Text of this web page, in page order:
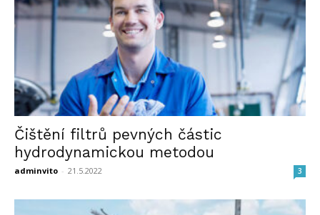
Čištění filtrů pevných částic
hydrodynamickou metodou
adminvito - 21.5.2022 3